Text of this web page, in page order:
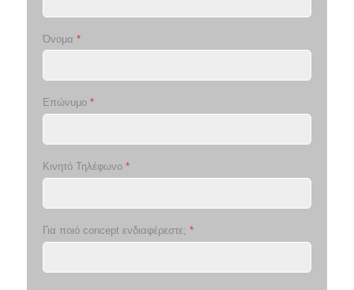
Όνομα *
Επώνυμο *
Κινητό Τηλέφωνο *
Για ποιό concept ενδιαφέρεστε; *